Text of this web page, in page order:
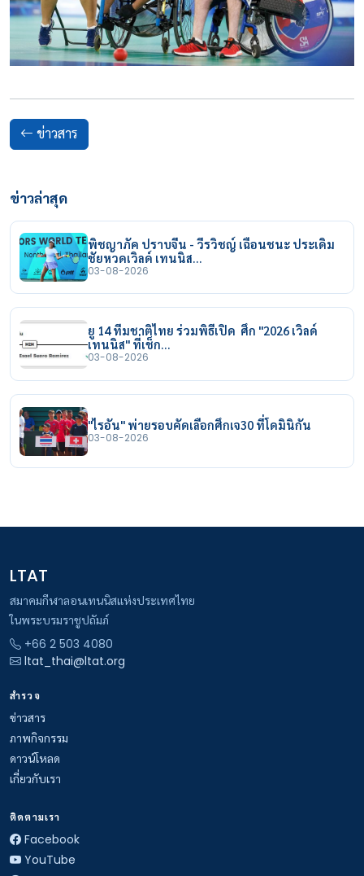
ข่าวสาร
ข่าวล่าสุด
พิชญาภัค ปราบจีน - วีรวิชญ์ เฉือนชนะ ประเดิม
ชัยหวดเวิลด์ เทนนิส…
03-08-2026
ยู 14 ทีมชาติไทย ร่วมพิธีเปิด ศึก "2026 เวิลด์
เทนนิส" ที่เช็ก…
03-08-2026
"ไรอัน" พ่ายรอบคัดเลือกศึกเจ30 ที่โดมินิกัน
03-08-2026
LTAT
สมาคมกีฬาลอนเทนนิสแห่งประเทศไทย
ในพระบรมราชูปถัมภ์
+66 2 503 4080
ltat_thai@ltat.org
สำรวจ
ข่าวสาร
ภาพกิจกรรม
ดาวน์โหลด
เกี่ยวกับเรา
ติดตามเรา
Facebook
YouTube